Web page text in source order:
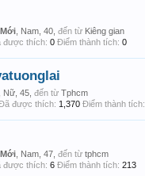
, Nam, 40, đến từ Kiêng gian
được thích: 0 Điểm thành tích: 0
, Nữ, 45, đến từ Tphcm
được thích: 1,370 Điểm thành tích:
, Nam, 47, đến từ tphcm
được thích: 6 Điểm thành tích: 213